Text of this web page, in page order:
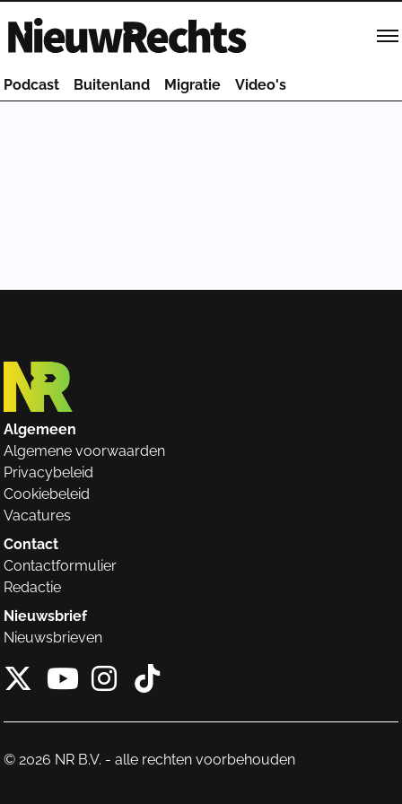
Homepage van NieuwRechts
Podcast Buitenland Migratie Video's
Algemeen
Algemene voorwaarden
Privacybeleid
Cookiebeleid
Vacatures
Contact
Contactformulier
Redactie
Nieuwsbrief
Nieuwsbrieven
X van NieuwRechts
Instagram van
Tiktok van
© 2026 NR B.V. - alle rechten voorbehouden